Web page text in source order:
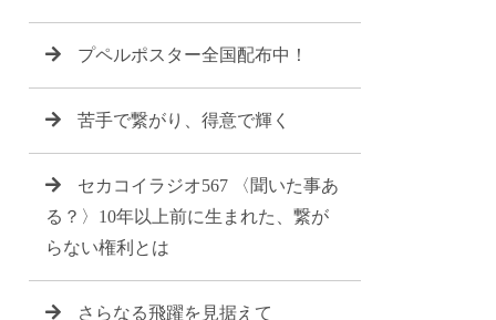
プペルポスター全国配布中！
苦手で繋がり、得意で輝く
セカコイラジオ567 〈聞いた事あ
る？〉10年以上前に生まれた、繋が
らない権利とは
さらなる飛躍を見据えて